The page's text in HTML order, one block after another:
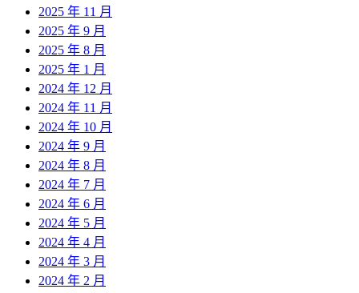
2025 年 11 月
2025 年 9 月
2025 年 8 月
2025 年 1 月
2024 年 12 月
2024 年 11 月
2024 年 10 月
2024 年 9 月
2024 年 8 月
2024 年 7 月
2024 年 6 月
2024 年 5 月
2024 年 4 月
2024 年 3 月
2024 年 2 月